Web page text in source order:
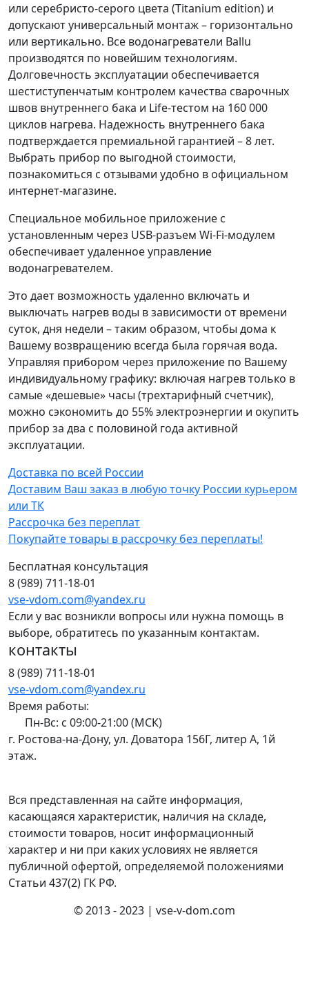
или серебристо-серого цвета (Titanium edition) и
допускают универсальный монтаж – горизонтально
или вертикально. Все водонагреватели Ballu
производятся по новейшим технологиям.
Долговечность эксплуатации обеспечивается
шестиступенчатым контролем качества сварочных
швов внутреннего бака и Life-тестом на 160 000
циклов нагрева. Надежность внутреннего бака
подтверждается премиальной гарантией – 8 лет.
Выбрать прибор по выгодной стоимости,
познакомиться с отзывами удобно в официальном
интернет-магазине.
Специальное мобильное приложение с
установленным через USB-разъем Wi-Fi-модулем
обеспечивает удаленное управление
водонагревателем.
Это дает возможность удаленно включать и
выключать нагрев воды в зависимости от времени
суток, дня недели – таким образом, чтобы дома к
Вашему возвращению всегда была горячая вода.
Управляя прибором через приложение по Вашему
индивидуальному графику: включая нагрев только в
самые «дешевые» часы (трехтарифный счетчик),
можно сэкономить до 55% электроэнергии и окупить
прибор за два с половиной года активной
эксплуатации.
Доставка по всей России
Доставим Ваш заказ в любую точку России курьером
или ТК
Рассрочка без переплат
Покупайте товары в рассрочку без переплаты!
Бесплатная консультация
8 (989) 711-18-01
vse-vdom.com@yandex.ru
Если у вас возникли вопросы или нужна помощь в
выборе, обратитесь по указанным контактам.
Вся представленная на сайте информация,
касающаяся характеристик, наличия на складе,
стоимости товаров, носит информационный
характер и ни при каких условиях не является
публичной офертой, определяемой положениями
Статьи 437(2) ГК РФ.
контакты
8 (989) 711-18-01
vse-vdom.com@yandex.ru
Время работы:
Пн-Вс: с 09:00-21:00 (МСК)
г. Ростова-на-Дону, ул. Доватора 156Г, литер А, 1й
этаж.
© 2013 - 2023 | vse-v-dom.com